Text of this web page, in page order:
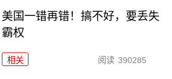
美国一错再错！搞不好，要丢失
霸权
相关 阅读 390285